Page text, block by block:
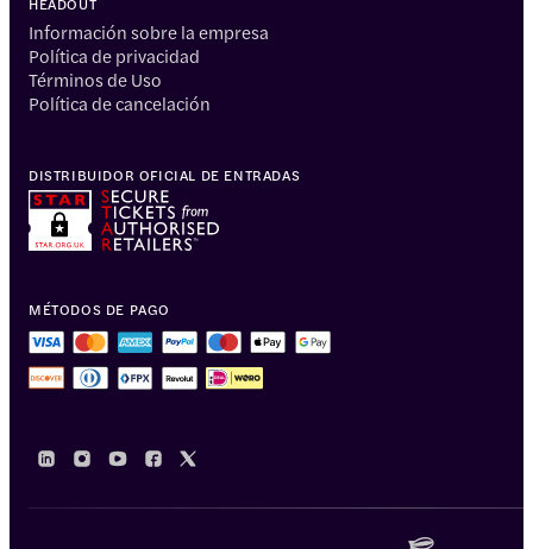
Información sobre la empresa
Política de privacidad
Términos de Uso
Política de cancelación
MÉTODOS DE PAGO
DISTRIBUIDOR OFICIAL DE ENTRADAS